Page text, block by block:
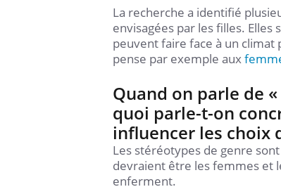
La recherche a identifié
envisagées par les filles. Elles
peuvent faire face à un climat
pense par exemple aux
Quand on parle de
quoi parle-t-on
influencer les choix
Les stéréotypes de genre
devraient être les femmes et
enferment.